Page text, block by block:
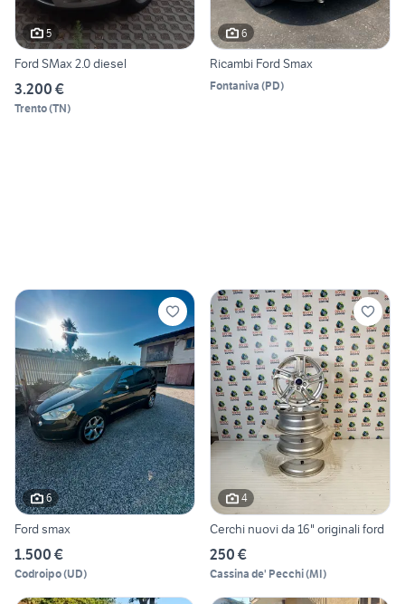
5
Ford SMax 2.0 diesel
3.200 €
Trento(TN)
6
Ricambi Ford Smax
Fontaniva (PD)
6
Ford smax
1.500 €
Codroipo(UD)
4
Cerchi nuovi da 16" originali ford
250 €
Cassina de' Pecchi(MI)